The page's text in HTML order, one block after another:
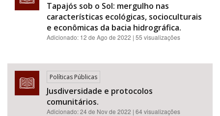
Tapajós sob o Sol: mergulho nas
características ecológicas, socioculturais
e econômicas da bacia hidrográfica.
Adicionado: 12 de Ago de 2022 | 55 visualizações
Políticas Públicas
Jusdiversidade e protocolos
comunitários.
Adicionado:24 de Nov de 2022 | 64 visualizações